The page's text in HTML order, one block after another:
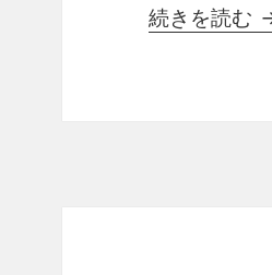
続きを読む